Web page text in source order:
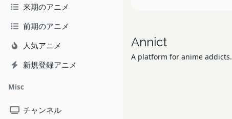
来期のアニメ
前期のアニメ
人気アニメ
新規登録アニメ
Misc
チャンネル
Annict
A platform for anime addicts.